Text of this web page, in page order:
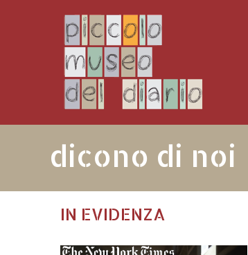
dicono di noi
IN EVIDENZA